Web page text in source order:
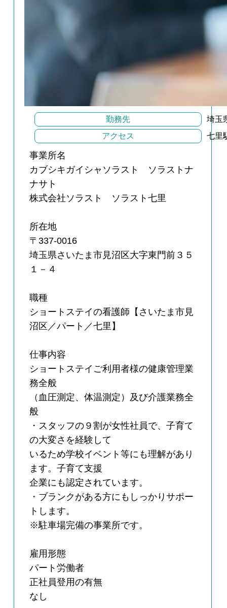
勤務先
埼玉
アクセス
七里
事業所名
カブシキガイシャソラスト ソラストナ
ナサト
株式会社ソラスト ソラスト七里
所在地
〒337-0016
埼玉県さいたま市見沼区大字東門前３５
１－４
職種
ショートステイの看護師【さいたま市見
沼区／パート／七里】
仕事内容
ショートステイご利用者様の健康管理業
務全般
（血圧測定、体温測定）及び介護業務全
般
・スタッフの９割が女性社員で、子育て
の大変さを経験して
いるため学校イベント等にも理解があり
ます。子育て支援
企業にも認定されています。
・ブランクがある方にもしっかりサポー
トします。
※駐車場完備の事業所です。
雇用形態
パート労働者
正社員登用の有無
なし